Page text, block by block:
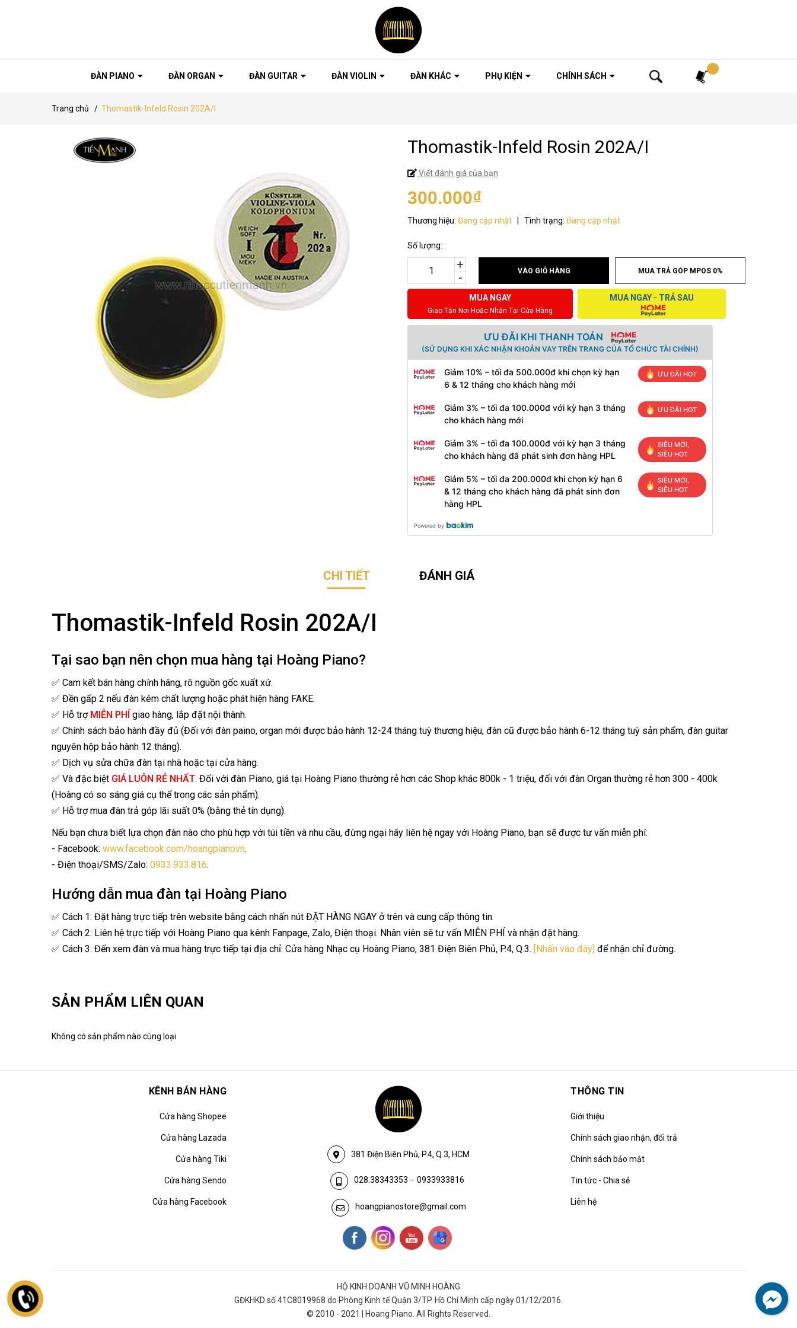
ĐÀN PIANO ĐÀN ORGAN ĐÀN GUITAR ĐÀN VIOLIN ĐÀN KHÁC PHỤ KIỆN CHÍNH SÁCH
Trang chủ / Thomastik-Infeld Rosin 202A/I
Thomastik-Infeld Rosin 202A/I
Viết đánh giá của bạn
300.000₫
Thương hiệu: Đang cập nhật Tình trạng: Đang cập nhật
Số lượng:
-
+ VÀO GIỎ HÀNG MUA TRẢ GÓP MPOS 0%
MUA NGAY
Giao Tận Nơi Hoặc Nhận Tại Cửa Hàng
MUA NGAY - TRẢ SAU
ƯU ĐÃI KHI THANH TOÁN
(SỬ DỤNG KHI XÁC NHẬN KHOẢN VAY TRÊN TRANG CỦA TỔ CHỨC TÀI CHÍNH)
Giảm 10% – tối đa 500.000đ khi chọn kỳ hạn
6 & 12 tháng cho khách hàng mới
ƯU ĐÃI HOT
Giảm 3% – tối đa 100.000đ với kỳ hạn 3 tháng
cho khách hàng mới
ƯU ĐÃI HOT
Giảm 3% – tối đa 100.000đ với kỳ hạn 3 tháng
cho khách hàng đã phát sinh đơn hàng HPL
SIÊU MỚI,
SIÊU HOT
Giảm 5% – tối đa 200.000đ khi chọn kỳ hạn 6
& 12 tháng cho khách hàng đã phát sinh đơn
hàng HPL
SIÊU MỚI,
SIÊU HOT
Powered by
CHI TIẾT ĐÁNH GIÁ
Thomastik-Infeld Rosin 202A/I
Tại sao bạn nên chọn mua hàng tại Hoàng Piano?
✅ Cam kết bán hàng chính hãng, rõ nguồn gốc xuất xứ.
✅ Đền gấp 2 nếu đàn kém chất lượng hoặc phát hiện hàng FAKE.
✅ Hỗ trợ MIỄN PHÍ giao hàng, lắp đặt nội thành.
✅ Chính sách bảo hành đầy đủ (Đối với đàn paino, organ mới được bảo hành 12-24 tháng tuỳ thương hiệu, đàn cũ được bảo hành 6-12 tháng tuỳ sản phẩm, đàn guitar
nguyên hộp bảo hành 12 tháng).
✅ Dịch vụ sửa chữa đàn tại nhà hoặc tại cửa hàng.
✅ Và đặc biệt GIÁ LUÔN RẺ NHẤT. Đối với đàn Piano, giá tại Hoàng Piano thường rẻ hơn các Shop khác 800k - 1 triệu, đối với đàn Organ thường rẻ hơn 300 - 400k
(Hoàng có so sáng giá cụ thể trong các sản phẩm).
✅ Hỗ trợ mua đàn trả góp lãi suất 0% (bằng thẻ tín dụng).
Nếu bạn chưa biết lựa chọn đàn nào cho phù hợp với túi tiền và nhu cầu, đừng ngại hãy liên hệ ngay với Hoàng Piano, bạn sẽ được tư vấn miễn phí:
- Facebook: www.facebook.com/hoangpianovn.
- Điện thoại/SMS/Zalo: 0933.933.816.
Hướng dẫn mua đàn tại Hoàng Piano
✅ Cách 1: Đặt hàng trực tiếp trên website bằng cách nhấn nút ĐẶT HÀNG NGAY ở trên và cung cấp thông tin.
✅ Cách 2: Liên hệ trực tiếp với Hoàng Piano qua kênh Fanpage, Zalo, Điện thoại. Nhân viên sẽ tư vấn MIỄN PHÍ và nhận đặt hàng.
✅ Cách 3: Đến xem đàn và mua hàng trực tiếp tại địa chỉ: Cửa hàng Nhạc cụ Hoàng Piano, 381 Điện Biên Phủ, P.4, Q.3. [Nhấn vào đây] để nhận chỉ đường.
SẢN PHẨM LIÊN QUAN
Không có sản phẩm nào cùng loại
KÊNH BÁN HÀNG
Cửa hàng Shopee
Cửa hàng Lazada
Cửa hàng Tiki
Cửa hàng Sendo
Cửa hàng Facebook
381 Điện Biên Phủ, P.4, Q.3, HCM
028.38343353 - 0933933816
hoangpianostore@gmail.com
THÔNG TIN
Giới thiệu
Chính sách giao nhận, đổi trả
Chính sách bảo mật
Tin tức - Chia sẻ
Liên hệ
HỘ KINH DOANH VŨ MINH HOÀNG
GĐKHKD số 41C8019968 do Phòng Kinh tế Quận 3/TP. Hồ Chí Minh cấp ngày 01/12/2016.
© 2010 - 2021 | Hoang Piano. All Rights Reserved.